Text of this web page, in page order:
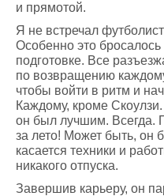
и прямотой.
Я не встречал
Особенно это
подготовке. Все
по возвращению
чтобы войти в ритм и
Каждому, кроме
он был лучшим. Всегда.
за лето! Может быть, он
касается техники и
никакого отпуска.
Завершив карьеру, он